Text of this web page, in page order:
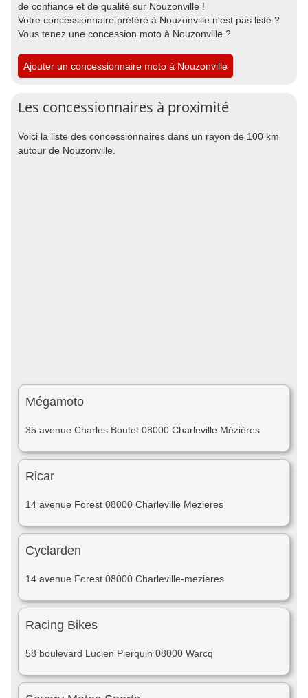
de confiance et de qualité sur Nouzonville !
Votre concessionnaire préféré à Nouzonville n'est pas listé ?
Vous tenez une concession moto à Nouzonville ?
Ajouter un concessionnaire moto à Nouzonville
Les concessionnaires à proximité
Voici la liste des concessionnaires dans un rayon de 100 km
autour de Nouzonville.
Mégamoto
35 avenue Charles Boutet 08000 Charleville Mézières
Ricar
14 avenue Forest 08000 Charleville Mezieres
Cyclarden
14 avenue Forest 08000 Charleville-mezieres
Racing Bikes
58 boulevard Lucien Pierquin 08000 Warcq